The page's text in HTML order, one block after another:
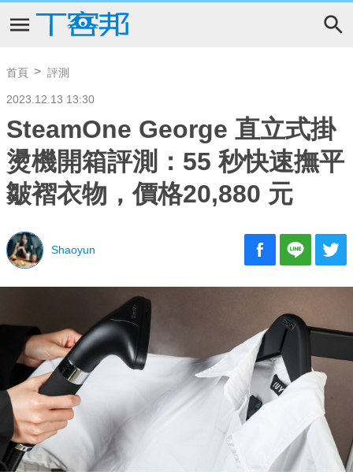
首頁 評測
2023.12.13 13:30
SteamOne George 直立式掛
燙機開箱評測：55 秒快速撫平
皺褶衣物，價格20,880 元
Shaoyun